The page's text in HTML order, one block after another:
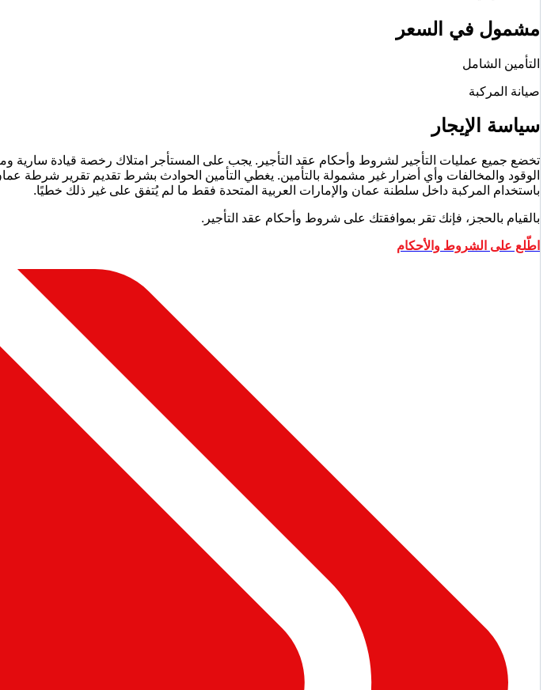
مشمول في السعر
التأمين الشامل
صيانة المركبة
سياسة الإيجار
تخضع جميع عمليات التأجير لشروط وأحكام عقد التأجير. يجب على المستأجر امتلاك رخصة قيادة سارية
باستخدام المركبة داخل سلطنة عمان والإمارات العربية المتحدة فقط ما لم يُتفق على غير ذلك خطيًا.
بالقيام بالحجز، فإنك تقر بموافقتك على شروط وأحكام عقد التأجير.
اطّلع على الشروط والأحكام